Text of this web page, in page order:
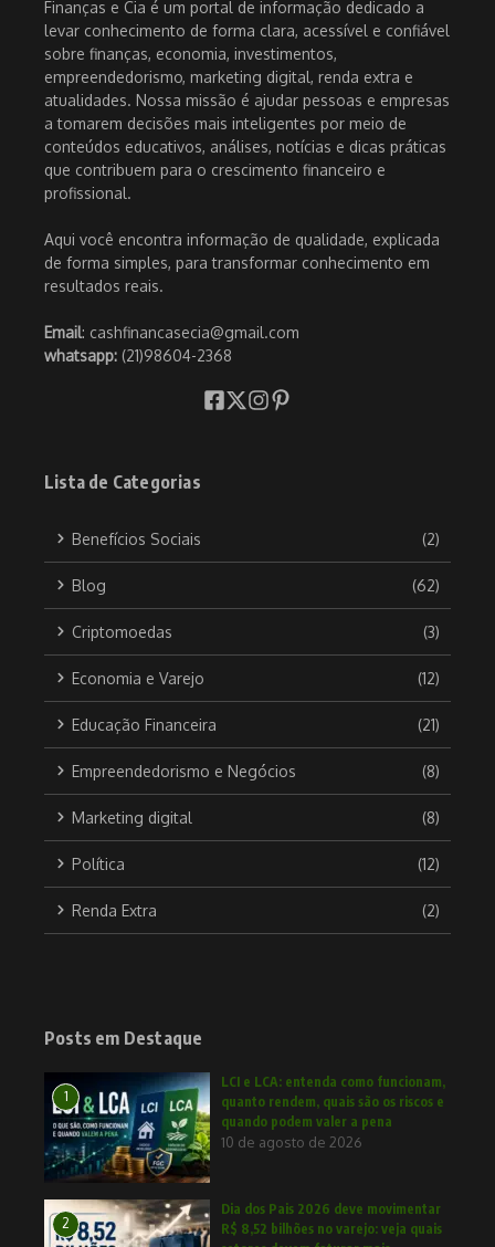
Finanças e Cia é um portal de informação dedicado a
levar conhecimento de forma clara, acessível e confiável
sobre finanças, economia, investimentos,
empreendedorismo, marketing digital, renda extra e
atualidades. Nossa missão é ajudar pessoas e empresas
a tomarem decisões mais inteligentes por meio de
conteúdos educativos, análises, notícias e dicas práticas
que contribuem para o crescimento financeiro e
profissional.
Aqui você encontra informação de qualidade, explicada
de forma simples, para transformar conhecimento em
resultados reais.
Email: cashfinancasecia@gmail.com
whatsapp: (21)98604-2368
Lista de Categorias
Benefícios Sociais (2)
Blog (62)
Criptomoedas (3)
Economia e Varejo (12)
Educação Financeira (21)
Empreendedorismo e Negócios (8)
Marketing digital (8)
Política (12)
Renda Extra (2)
Posts em Destaque
1
LCI e LCA: entenda como funcionam,
quanto rendem, quais são os riscos e
quando podem valer a pena
10 de agosto de 2026
2
Dia dos Pais 2026 deve movimentar
R$ 8,52 bilhões no varejo: veja quais